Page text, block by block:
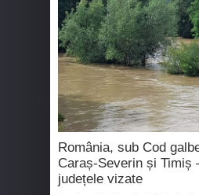
România, sub Cod
Caraș-Severin și Timiș
județele vizate